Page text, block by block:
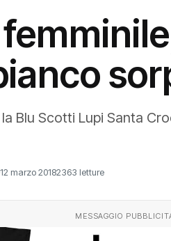
la Blu Scotti Lupi Santa
12 marzo 20182363 letture
MESSAGGIO